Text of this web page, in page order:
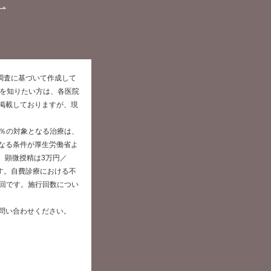
査に基づいて作成して
知りたい方は、各医院
載しておりますが、現
対象となる治療は、
る条件が厚生労働省よ
顕微授精は3万円／
。自費診療における不
です。施行回数につい
合わせください。